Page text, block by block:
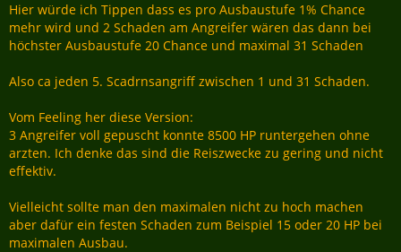
Hier würde ich Tippen dass es pro Ausbaustufe 1% Chance
mehr wird und 2 Schaden am Angreifer wären das dann bei
höchster Ausbaustufe 20 Chance und maximal 31 Schaden
Also ca jeden 5. Scadrnsangriff zwischen 1 und 31 Schaden.
Vom Feeling her diese Version:
3 Angreifer voll gepuscht konnte 8500 HP runtergehen ohne
arzten. Ich denke das sind die Reiszwecke zu gering und nicht
effektiv.
Vielleicht sollte man den maximalen nicht zu hoch machen
aber dafür ein festen Schaden zum Beispiel 15 oder 20 HP bei
maximalen Ausbau.